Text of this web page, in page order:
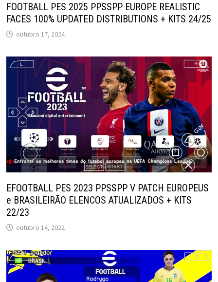
FOOTBALL PES 2025 PPSSPP EUROPE REALISTIC
FACES 100% UPDATED DISTRIBUTIONS + KITS 24/25
outubro 17, 2024
EFOOTBALL PES 2023 PPSSPP V PATCH EUROPEUS
e BRASILEIRÃO ELENCOS ATUALIZADOS + KITS
22/23
outubro 14, 2022